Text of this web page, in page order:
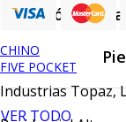
Pantalón
CHINO
FIVE POCKET
VER TODO
Industrias Topaz,